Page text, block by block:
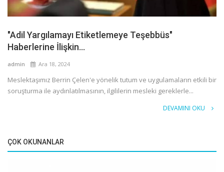
"Adil Yargılamayı Etiketlemeye Teşebbüs"
Haberlerine İlişkin...
admin Ara 18, 2024
Meslektaşımız Berrin Çelen'e yönelik tutum ve uygulamaların etkili bir
soruşturma ile aydınlatılmasının, ilgililerin mesleki gereklerle...
DEVAMINI OKU
ÇOK OKUNANLAR